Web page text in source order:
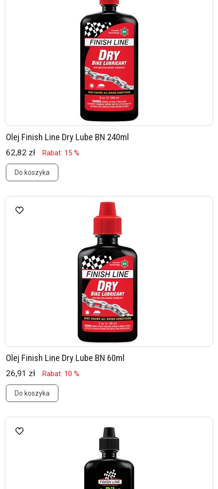
Olej Finish Line Dry Lube BN 240ml
62,82 zł Rabat: 15 %
Do koszyka
Olej Finish Line Dry Lube BN 60ml
26,91 zł Rabat: 10 %
Do koszyka